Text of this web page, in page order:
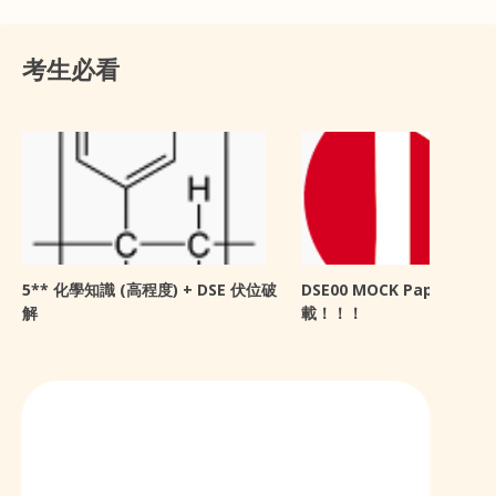
考生必看
5** 化學知識 (高程度) + DSE 伏位破
解
DSE00 MOCK Paper 開放
載！！！